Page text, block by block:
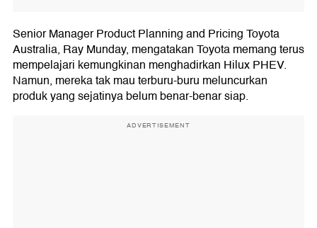
Senior Manager Product Planning and Pricing Toyota
Australia, Ray Munday, mengatakan Toyota memang terus
mempelajari kemungkinan menghadirkan Hilux PHEV.
Namun, mereka tak mau terburu-buru meluncurkan
produk yang sejatinya belum benar-benar siap.
ADVERTISEMENT